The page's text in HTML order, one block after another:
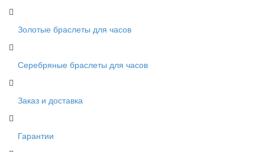
Золотые браслеты для часов
Серебряные браслеты для часов
Заказ и доставка
Гарантии